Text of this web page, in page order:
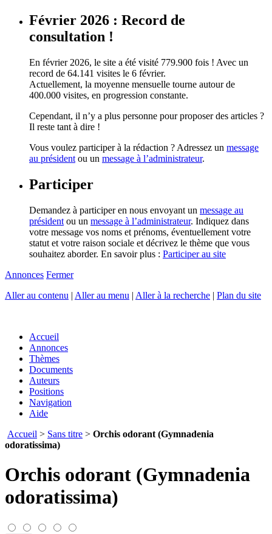
Février 2026 : Record de
consultation !
En février 2026, le site a été visité 779.900 fois ! Avec un
record de 64.141 visites le 6 février.
Actuellement, la moyenne mensuelle tourne autour de
400.000 visites, en progression constante.
Cependant, il n’y a plus personne pour proposer des articles ?
Il reste tant à dire !
Vous voulez participer à la rédaction ? Adressez un message
au président ou un message à l’administrateur.
Participer
Demandez à participer en nous envoyant un message au
président ou un message à l’administrateur. Indiquez dans
votre message vos noms et prénoms, éventuellement votre
statut et votre raison sociale et décrivez le thème que vous
souhaitez aborder. En savoir plus : Participer au site
Annonces Fermer
Aller au contenu | Aller au menu | Aller à la recherche | Plan du site
Accueil
Annonces
Thèmes
Documents
Auteurs
Positions
Navigation
Aide
Accueil > Sans titre > Orchis odorant (Gymnadenia
odoratissima)
Orchis odorant (Gymnadenia
odoratissima)